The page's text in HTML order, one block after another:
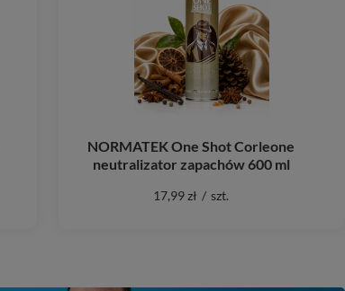
NORMATEK One Shot Corleone
neutralizator zapachów 600 ml
17,99 zł / szt.